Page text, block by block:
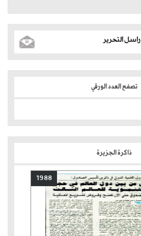
راسل التحرير
تصفح العدد الورقي
ذاكرة الجزيرة
1988